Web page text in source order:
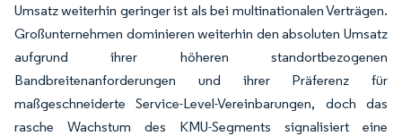
Umsatz weiterhin geringer ist als bei multinationalen Verträgen.
Großunternehmen dominieren weiterhin den absoluten Umsatz
aufgrund ihrer höheren standortbezogenen
Bandbreitenanforderungen und ihrer Präferenz für
maßgeschneiderte Service-Level-Vereinbarungen, doch das
rasche Wachstum des KMU-Segments signalisiert eine